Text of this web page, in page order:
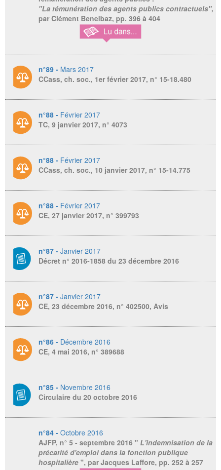
"La rémunération des agents publics contractuels",
par Clément Benelbaz, pp. 396 à 404
n°89 - Mars 2017
CCass, ch. soc., 1er février 2017, n° 15-18.480
n°88 - Février 2017
TC, 9 janvier 2017, n° 4073
n°88 - Février 2017
CCass, ch. soc., 10 janvier 2017, n° 15-14.775
n°88 - Février 2017
CE, 27 janvier 2017, n° 399793
n°87 - Janvier 2017
Décret n° 2016-1858 du 23 décembre 2016
n°87 - Janvier 2017
CE, 23 décembre 2016, n° 402500, Avis
n°86 - Décembre 2016
CE, 4 mai 2016, n° 389688
n°85 - Novembre 2016
Circulaire du 20 octobre 2016
n°84 - Octobre 2016
AJFP, n° 5 - septembre 2016 " L'indemnisation de la
précarité d'emploi dans la fonction publique
hospitalière", par Jacques Laffore, pp. 252 à 257